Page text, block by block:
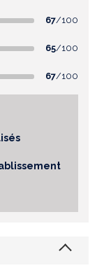
67/100
65/100
67/100